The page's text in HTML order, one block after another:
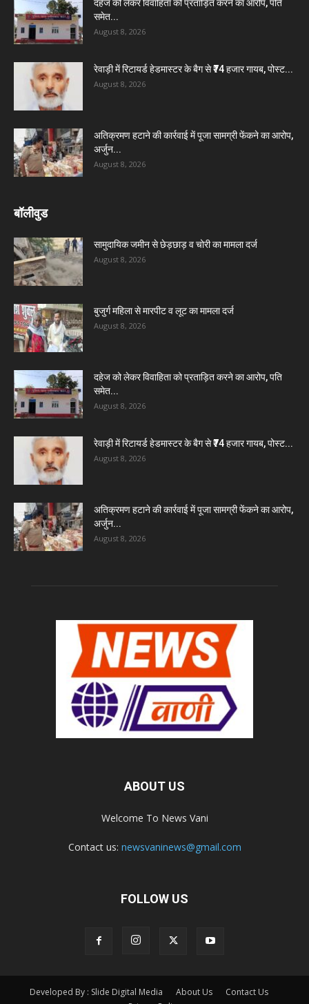
दहेज को लेकर विवाहिता को प्रताड़ित करने का आरोप, पति
समेत...
August 8, 2026
रेवाड़ी में रिटायर्ड हेडमास्टर के बैग से ₹74 हजार गायब, पोस्ट...
August 8, 2026
अतिक्रमण हटाने की कार्रवाई में पूजा सामग्री फेंकने का आरोप,
अर्जुन...
August 8, 2026
बॉलीवुड
सामुदायिक जमीन से छेड़छाड़ व चोरी का मामला दर्ज
August 8, 2026
बुजुर्ग महिला से मारपीट व लूट का मामला दर्ज
August 8, 2026
दहेज को लेकर विवाहिता को प्रताड़ित करने का आरोप, पति
समेत...
August 8, 2026
रेवाड़ी में रिटायर्ड हेडमास्टर के बैग से ₹74 हजार गायब, पोस्ट...
August 8, 2026
अतिक्रमण हटाने की कार्रवाई में पूजा सामग्री फेंकने का आरोप,
अर्जुन...
August 8, 2026
ABOUT US
Welcome To News Vani
Contact us: newsvaninews@gmail.com
FOLLOW US
Developed By : Slide Digital Media About Us
Contact Us